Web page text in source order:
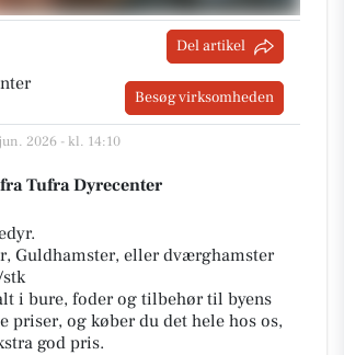
Del artikel
Besøg virksomheden
2026 - kl. 14:10
Tufra Dyrecenter
Guldhamster, eller dværghamster
i bure, foder og tilbehør til byens
priser, og køber du det hele hos os,
god pris.